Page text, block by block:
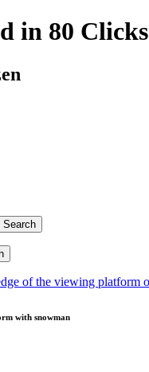
in 80 Clicks
with snowman